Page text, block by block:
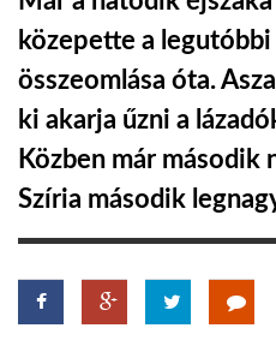
HÍR3D
GLOBOTV
közepette a
összeomlása óta.
ki akarja űzni a
Közben már második
Szíria második